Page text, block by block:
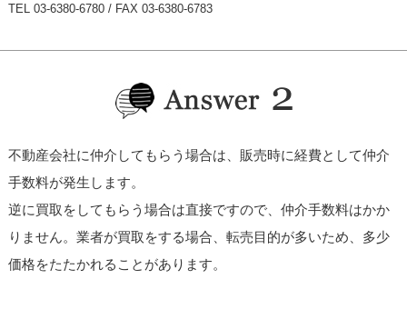
TEL 03-6380-6780 / FAX 03-6380-6783
不動産会社に仲介してもらう場合は、販売時に経費として仲介
手数料が発生します。
逆に買取をしてもらう場合は直接ですので、仲介手数料はかか
りません。業者が買取をする場合、転売目的が多いため、多少
価格をたたかれることがあります。